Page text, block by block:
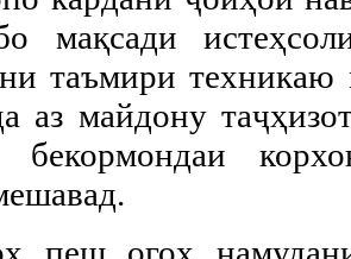
мақсади
таъмири техникаю
аз майдону
бекормондаи